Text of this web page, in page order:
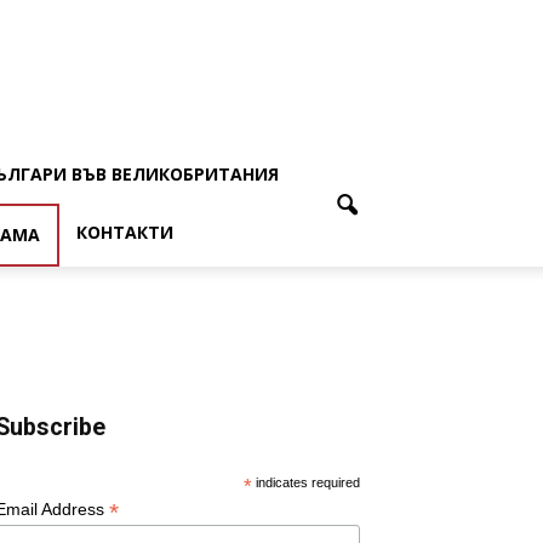
ВЪВ ВЕЛИКОБРИТАНИЯ
КОНТАКТИ
* indicates required
Address *